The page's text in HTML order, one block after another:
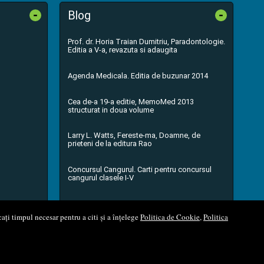
timpul necesar pentru a citi și a înțelegePolitica de Cookie,Politica
- Blog -
Prof. dr. Horia Traian Dumitriu, Paradontologie.
Editia a V-a, revazuta si adaugita
Agenda Medicala. Editia de buzunar 2014
Cea de-a 19-a editie, MemoMed 2013
structurat in doua volume
Larry L. Watts, Fereste-ma, Doamne, de
prieteni de la editura Rao
Concursul Cangurul. Carti pentru concursul
cangurul clasele I-V